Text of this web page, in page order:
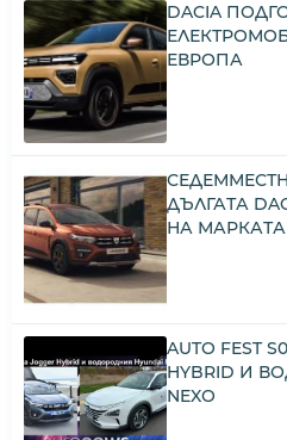
DACIA
ЕВРОПА
ДЪЛГАТА
НА МАРКАТА
AUTO FEST
HYBRID И
NEXO